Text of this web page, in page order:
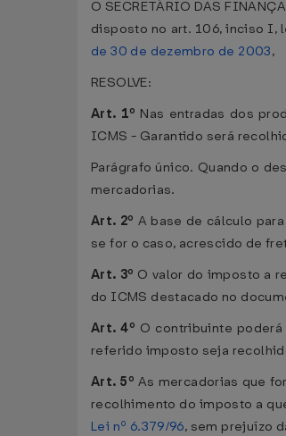
O SECRETÁRIO DAS
disposto no art. 106, inciso I,
de 30 de dezembro de 2003,
RESOLVE:
Art. 1º Nas entradas dos
ICMS - Garantido será
Parágrafo único. Quando o
mercadorias.
Art. 2º A base de cálculo
se for o caso, acrescido de
Art. 3º O valor do imposto a
do ICMS destacado no
Art. 4º O contribuinte
referido imposto seja
Art. 5º As mercadorias que
recolhimento do imposto a
Lei nº 6.379/96, sem prejuízo